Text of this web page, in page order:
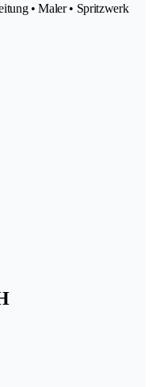
• Maler • Spritzwerk